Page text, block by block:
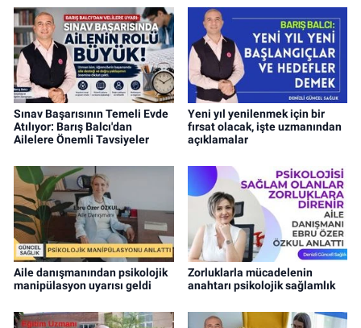
Sınav Başarısının Temeli Evde
Atılıyor: Barış Balcı'dan
Ailelere Önemli Tavsiyeler
Yeni yıl yenilenmek için bir
fırsat olacak, işte uzmanından
açıklamalar
Aile danışmanından psikolojik
manipülasyon uyarısı geldi
Zorluklarla mücadelenin
anahtarı psikolojik sağlamlık